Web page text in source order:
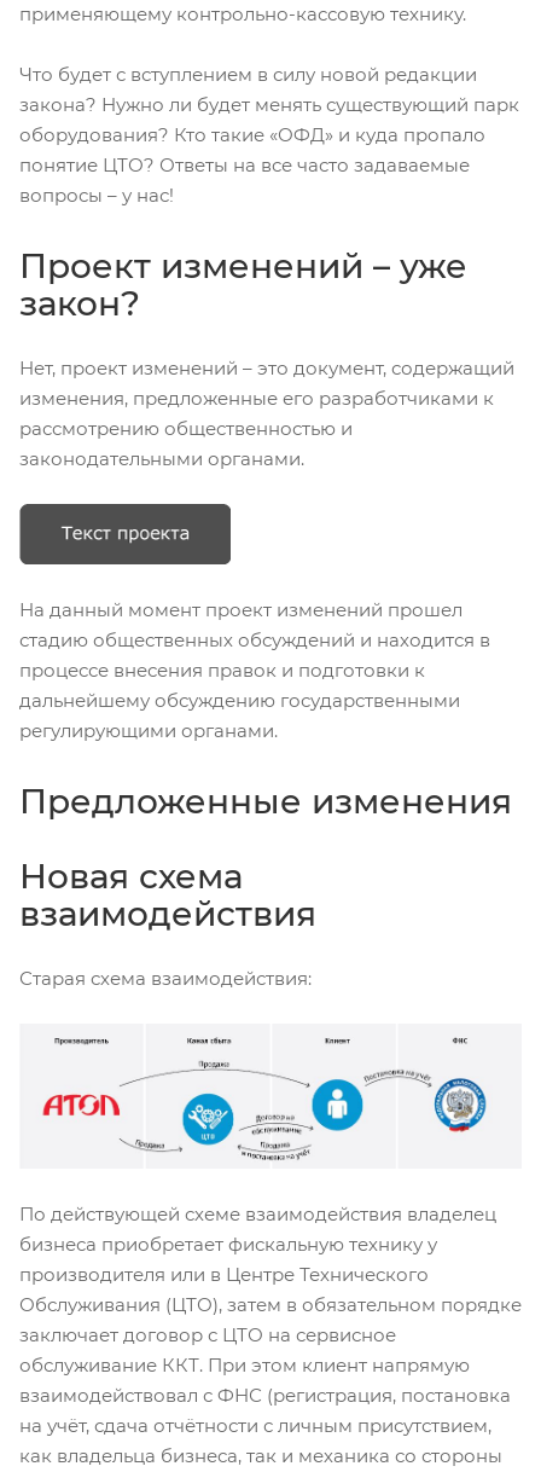
применяющему контрольно-кассовую технику.
Что будет с вступлением в силу новой редакции
закона? Нужно ли будет менять существующий парк
оборудования? Кто такие «ОФД» и куда пропало
понятие ЦТО? Ответы на все часто задаваемые
вопросы – у нас!
Проект изменений – уже
закон?
Нет, проект изменений – это документ, содержащий
изменения, предложенные его разработчиками к
рассмотрению общественностью и
законодательными органами.
На данный момент проект изменений прошел
стадию общественных обсуждений и находится в
процессе внесения правок и подготовки к
дальнейшему обсуждению государственными
регулирующими органами.
Предложенные изменения
Новая схема
взаимодействия
Старая схема взаимодействия:
По действующей схеме взаимодействия владелец
бизнеса приобретает фискальную технику у
производителя или в Центре Технического
Обслуживания (ЦТО), затем в обязательном порядке
заключает договор с ЦТО на сервисное
обслуживание ККТ. При этом клиент напрямую
взаимодействовал с ФНС (регистрация, постановка
на учёт, сдача отчётности с личным присутствием,
как владельца бизнеса, так и механика со стороны